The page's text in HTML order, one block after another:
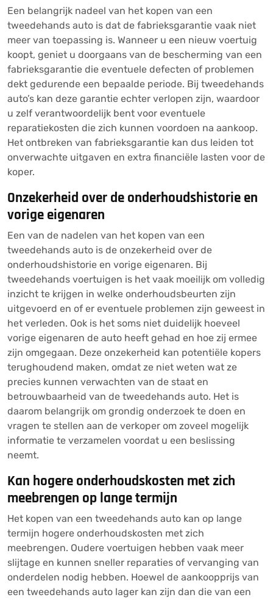
Een belangrijk nadeel van het kopen van een
tweedehands auto is dat de fabrieksgarantie vaak niet
meer van toepassing is. Wanneer u een nieuw voertuig
koopt, geniet u doorgaans van de bescherming van een
fabrieksgarantie die eventuele defecten of problemen
dekt gedurende een bepaalde periode. Bij tweedehands
auto’s kan deze garantie echter verlopen zijn, waardoor
u zelf verantwoordelijk bent voor eventuele
reparatiekosten die zich kunnen voordoen na aankoop.
Het ontbreken van fabrieksgarantie kan dus leiden tot
onverwachte uitgaven en extra financiële lasten voor de
koper.
Onzekerheid over de onderhoudshistorie en
vorige eigenaren
Een van de nadelen van het kopen van een
tweedehands auto is de onzekerheid over de
onderhoudshistorie en vorige eigenaren. Bij
tweedehands voertuigen is het vaak moeilijk om volledig
inzicht te krijgen in welke onderhoudsbeurten zijn
uitgevoerd en of er eventuele problemen zijn geweest in
het verleden. Ook is het soms niet duidelijk hoeveel
vorige eigenaren de auto heeft gehad en hoe zij ermee
zijn omgegaan. Deze onzekerheid kan potentiële kopers
terughoudend maken, omdat ze niet weten wat ze
precies kunnen verwachten van de staat en
betrouwbaarheid van de tweedehands auto. Het is
daarom belangrijk om grondig onderzoek te doen en
vragen te stellen aan de verkoper om zoveel mogelijk
informatie te verzamelen voordat u een beslissing
neemt.
Kan hogere onderhoudskosten met zich
meebrengen op lange termijn
Het kopen van een tweedehands auto kan op lange
termijn hogere onderhoudskosten met zich
meebrengen. Oudere voertuigen hebben vaak meer
slijtage en kunnen sneller reparaties of vervanging van
onderdelen nodig hebben. Hoewel de aankoopprijs van
een tweedehands auto lager kan zijn dan die van een